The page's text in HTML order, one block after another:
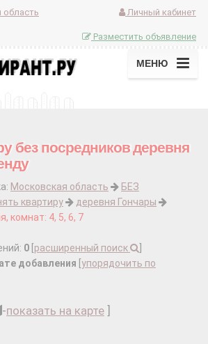
область Личный кабинет
Разместить объявление
МЕНЮ
без посредников деревня
Московская область
БЕЗ
квартиру
деревня Гончары
комнат: 4, 5, 6, 7
0 расширенный поиск
добавления упорядочить по
-показать на карте